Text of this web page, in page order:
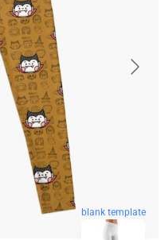
blank template